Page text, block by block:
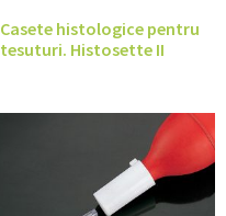
Casete histologice pentru
tesuturi. Histosette II